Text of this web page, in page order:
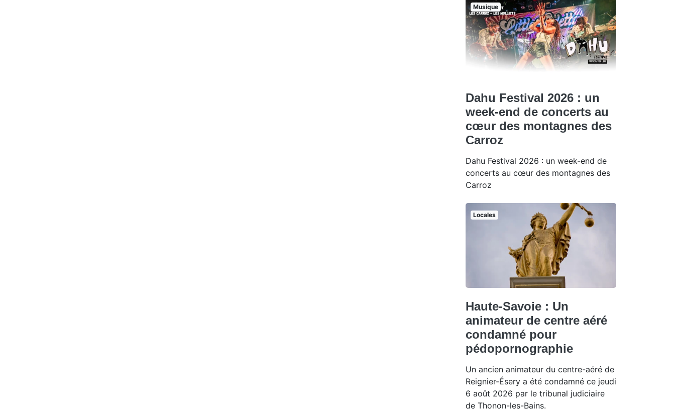
Musique
Dahu Festival 2026 : un
week-end de concerts au
cœur des montagnes des
Carroz
Dahu Festival 2026 : un week-end de
concerts au cœur des montagnes des
Carroz
Locales
Haute-Savoie : Un
animateur de centre aéré
condamné pour
pédopornographie
Un ancien animateur du centre-aéré de
Reignier-Ésery a été condamné ce jeudi
6 août 2026 par le tribunal judiciaire
de Thonon-les-Bains.